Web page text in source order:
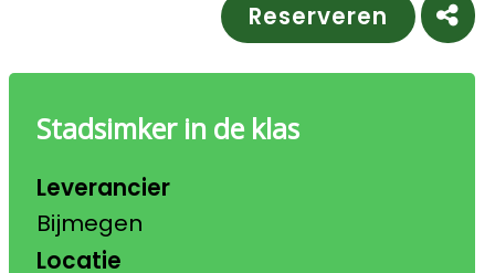
Reserveren
Stadsimker in de klas
Leverancier
Bijmegen
Locatie